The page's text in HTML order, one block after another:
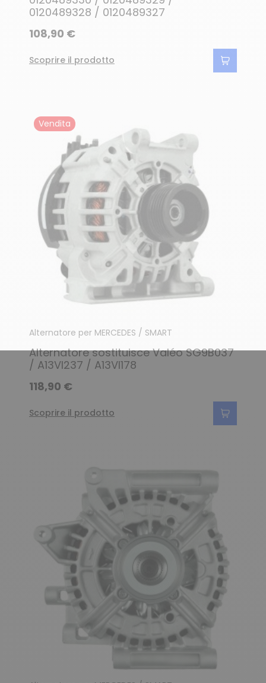
0120489328 / 0120489327
108,90 €
Scoprire il prodotto
Vendita
Alternatore per MERCEDES / SMART
Alternatore sostituisce Valéo SG9B037
/ A13VI237 / A13VI178
118,90 €
Scoprire il prodotto